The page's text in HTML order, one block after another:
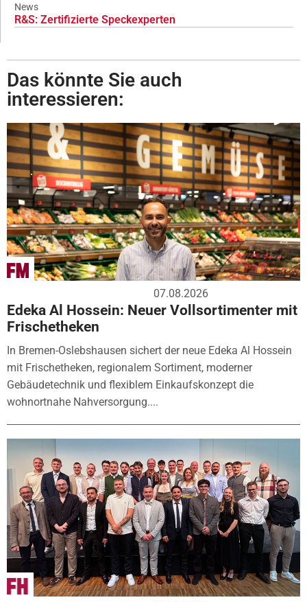
News
R&S: Zertifizierte Speckexperten
Das könnte Sie auch
interessieren:
07.08.2026
Edeka Al Hossein: Neuer Vollsortimenter mit
Frischetheken
In Bremen-Oslebshausen sichert der neue Edeka Al Hossein
mit Frischetheken, regionalem Sortiment, moderner
Gebäudetechnik und flexiblem Einkaufskonzept die
wohnortnahe Nahversorgung....